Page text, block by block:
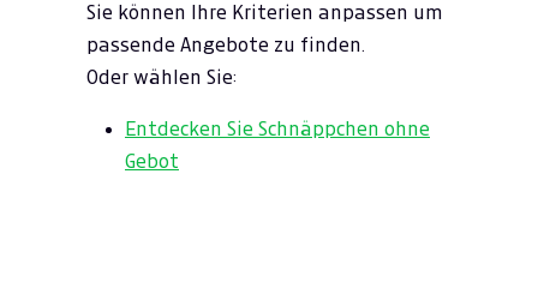
Sie können Ihre Kriterien anpassen um
passende Angebote zu finden.
Oder wählen Sie:
Entdecken Sie Schnäppchen ohne
Gebot